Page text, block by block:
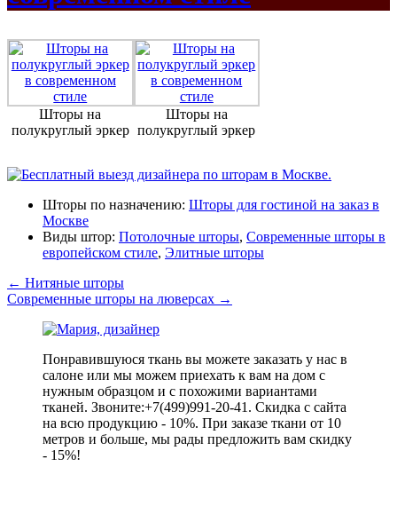
Шторы на
полукруглый эркер
Шторы на
полукруглый эркер
Шторы по назначению: Шторы для гостиной на заказ в
Москве
Виды штор: Потолочные шторы, Современные шторы в
европейском стиле, Элитные шторы
← Нитяные шторы
Современные шторы на люверсах →
Понравившуюся ткань вы можете заказать у нас в
салоне или мы можем приехать к вам на дом с
нужным образцом и с похожими вариантами
тканей. Звоните:+7(499)991-20-41. Скидка с сайта
на всю продукцию - 10%. При заказе ткани от 10
метров и больше, мы рады предложить вам скидку
- 15%!